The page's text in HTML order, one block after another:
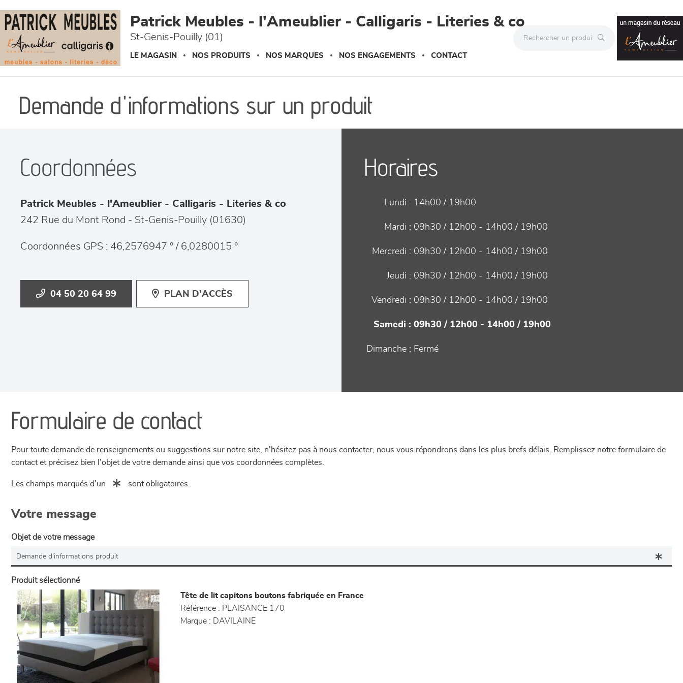
Patrick Meubles - l'Ameublier - Calligaris - Literies & co
St-Genis-Pouilly (01)
LE MAGASIN NOS PRODUITS NOS MARQUES NOS ENGAGEMENTS CONTACT
Demande d'informations sur un produit
Coordonnées
Patrick Meubles - l'Ameublier - Calligaris - Literies & co
242 Rue du Mont Rond - St-Genis-Pouilly (01630)
Coordonnées GPS : 46,2576947 ° / 6,0280015 °
04 50 20 64 99 PLAN D'ACCÈS
Horaires
Lundi : 14h00 / 19h00
Mardi : 09h30 / 12h00 - 14h00 / 19h00
Mercredi : 09h30 / 12h00 - 14h00 / 19h00
Jeudi : 09h30 / 12h00 - 14h00 / 19h00
Vendredi : 09h30 / 12h00 - 14h00 / 19h00
Samedi : 09h30 / 12h00 - 14h00 / 19h00
Dimanche : Fermé
Formulaire de contact
Pour toute demande de renseignements ou suggestions sur notre site, n'hésitez pas à nous contacter, nous vous répondrons dans les plus brefs délais. Remplissez notre formulaire de
contact et précisez bien l'objet de votre demande ainsi que vos coordonnées complètes.
Les champs marqués d'un sont obligatoires.
Votre message
Objet de votre message
Produit sélectionné
Tête de lit capitons boutons fabriquée en France
Référence : PLAISANCE 170
Marque : DAVILAINE